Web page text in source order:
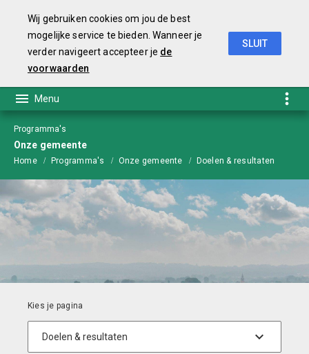
Programma's
Onze gemeente
Home Programma's Onze gemeente Doelen & resultaten
Wij gebruiken cookies om jou de best
mogelijke service te bieden. Wanneer je
verder navigeert accepteer je de
voorwaarden
SLUIT